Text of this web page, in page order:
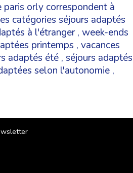
orly correspondent à
catégories séjours adaptés
à l'étranger, week-ends
printemps , vacances
adaptés été , séjours adaptés
selon l'autonomie ,